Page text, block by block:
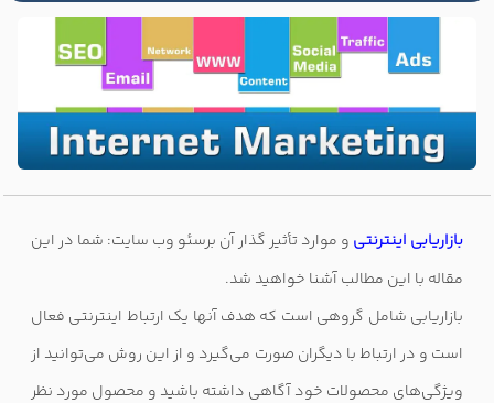
بازاریابی اینترنتی و موارد تأثیر گذار آن برسئو وب سایت: شما در این
مقاله با این مطالب آشنا خواهید شد.
بازاریابی شامل گروهی است که هدف آنها یک ارتباط اینترنتی فعال
است و در ارتباط با دیگران صورت می‌گیرد و از این روش می‌توانید از
ویژگی‌های محصولات خود آگاهی داشته باشید و محصول مورد نظر